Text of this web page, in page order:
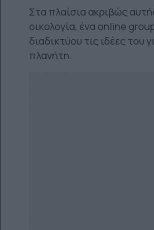
Στα πλαίσια ακριβώς
οικολογία, ένα online
διαδικτύου τις ιδέες του
πλανήτη.